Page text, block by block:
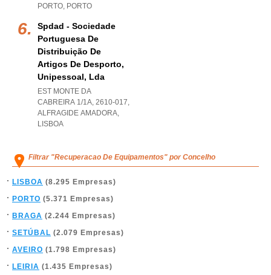
PORTO, PORTO
Spdad - Sociedade
Portuguesa De
Distribuição De
Artigos De Desporto,
Unipessoal, Lda
EST MONTE DA
CABREIRA 1/1A, 2610-017,
ALFRAGIDE AMADORA,
LISBOA
Filtrar "Recuperacao De Equipamentos" por Concelho
LISBOA (8.295 Empresas)
PORTO (5.371 Empresas)
BRAGA (2.244 Empresas)
SETÚBAL (2.079 Empresas)
AVEIRO (1.798 Empresas)
LEIRIA (1.435 Empresas)